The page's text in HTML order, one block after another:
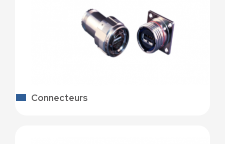
Connecteurs